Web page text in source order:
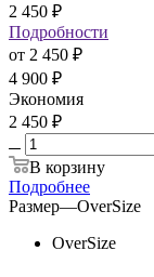
2 450 ₽
Подробности
от 2 450 ₽
4 900 ₽
Экономия
2 450 ₽
В корзину
Подробнее
Размер—OverSize
OverSize